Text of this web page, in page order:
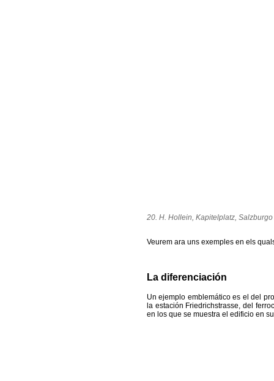
20. H. Hollein, Kapitelplatz,
Veurem ara uns exemples en els
La diferenciación
Un ejemplo emblemático es el del
la estación Friedrichstrasse, del
en los que se muestra el edificio en